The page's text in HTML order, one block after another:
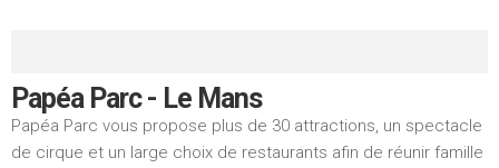
Papéa Parc - Le Mans
Papéa Parc vous propose plus de 30 attractions, un spectacle
de cirque et un large choix de restaurants afin de réunir famille